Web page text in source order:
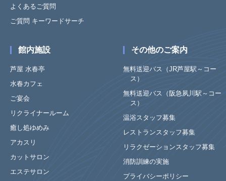
よくあるご質問
ご質問 キーワードサーチ
館内施設
芦屋 水春亭
水春カフェ
ご宴会
リクライナールーム
癒し処ゆめみ
アカスリ
カットサロン
エステサロン
その他のご案内
無料送迎バス（JR芦屋駅～コー
ス）
無料送迎バス（阪急夙川駅～コー
ス）
温浴スタッフ募集
レストランスタッフ募集
リラクゼーションスタッフ募集
消防訓練の実施
プライバシーポリシー